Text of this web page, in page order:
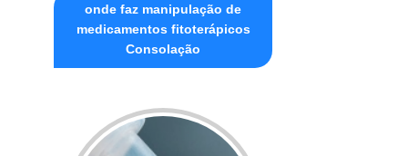
onde faz manipulação de
medicamentos fitoterápicos
Consolação